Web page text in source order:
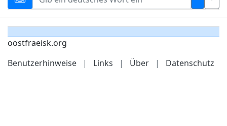
oostfraeisk.org
Benutzerhinweise
| Links | Über | Datenschutz